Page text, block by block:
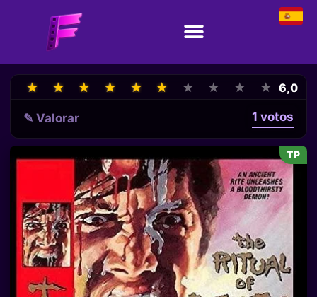
★
★ ★
★ ★
★ ★
★ ★
★ ★
★ ★
★ ★
★ ★
★ ★
★ 6,0
✎ Valorar 1 votos
TP